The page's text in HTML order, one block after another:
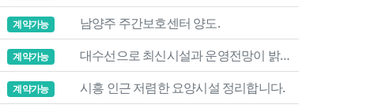
계약가능
남양주 주간보호센터 양도.
계약가능
대수선으로 최신시설과 운영전망이 밝은 요양원과 주야간보호센타를 양도 합니다
계약가능
시흥 인근 저렴한 요양시설 정리합니다.